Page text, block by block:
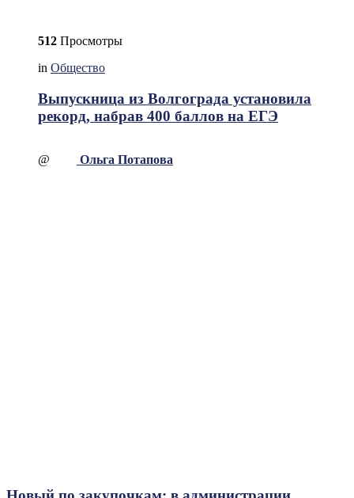
512 Просмотры
in Общество
Выпускница из Волгограда установила
рекорд, набрав 400 баллов на ЕГЭ
@ Ольга Потапова